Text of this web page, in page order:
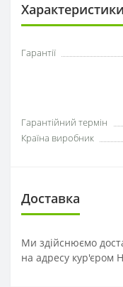
Характеристики
Гарантії
Гарантійний термін
Країна виробник
Доставка
Ми здійснюємо
на адресу кур'єром